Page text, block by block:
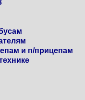
и п/прицепам